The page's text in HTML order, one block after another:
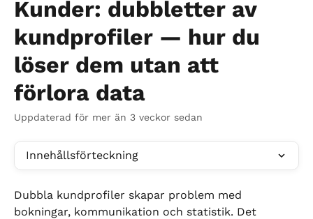
Kunder: dubbletter av
kundprofiler — hur du
löser dem utan att
förlora data
Uppdaterad för mer än 3 veckor sedan
Innehållsförteckning
Dubbla kundprofiler skapar problem med
bokningar, kommunikation och statistik. Det